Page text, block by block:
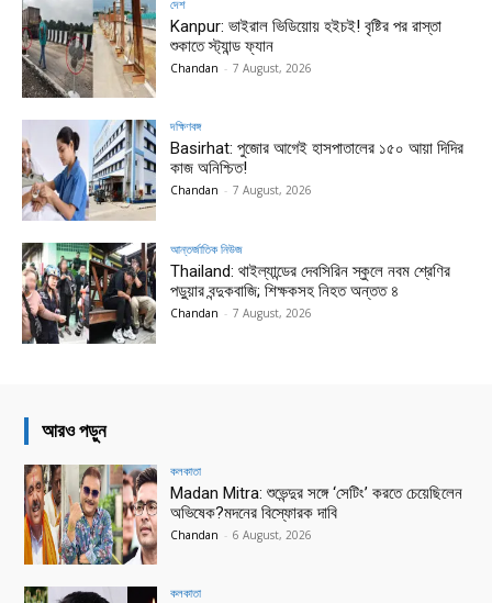
দেশ
Kanpur: ভাইরাল ভিডিয়োয় হইচই! বৃষ্টির পর রাস্তা
শুকাতে স্ট্যান্ড ফ্যান
Chandan - 7 August, 2026
দক্ষিণবঙ্গ
Basirhat: পুজোর আগেই হাসপাতালের ১৫০ আয়া দিদির
কাজ অনিশ্চিত!
Chandan - 7 August, 2026
আন্তর্জাতিক নিউজ
Thailand: থাইল্যান্ডের দেবসিরিন স্কুলে নবম শ্রেণির
পড়ুয়ার বন্দুকবাজি; শিক্ষকসহ নিহত অন্তত ৪
Chandan - 7 August, 2026
আরও পড়ুন
কলকাতা
Madan Mitra: শুভেন্দুর সঙ্গে ‘সেটিং’ করতে চেয়েছিলেন
অভিষেক?মদনের বিস্ফোরক দাবি
Chandan - 6 August, 2026
কলকাতা